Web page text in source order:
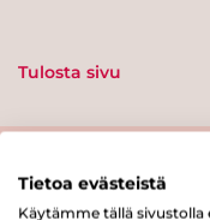
Tulosta sivu
Tietoa evästeistä
Käytämme tällä